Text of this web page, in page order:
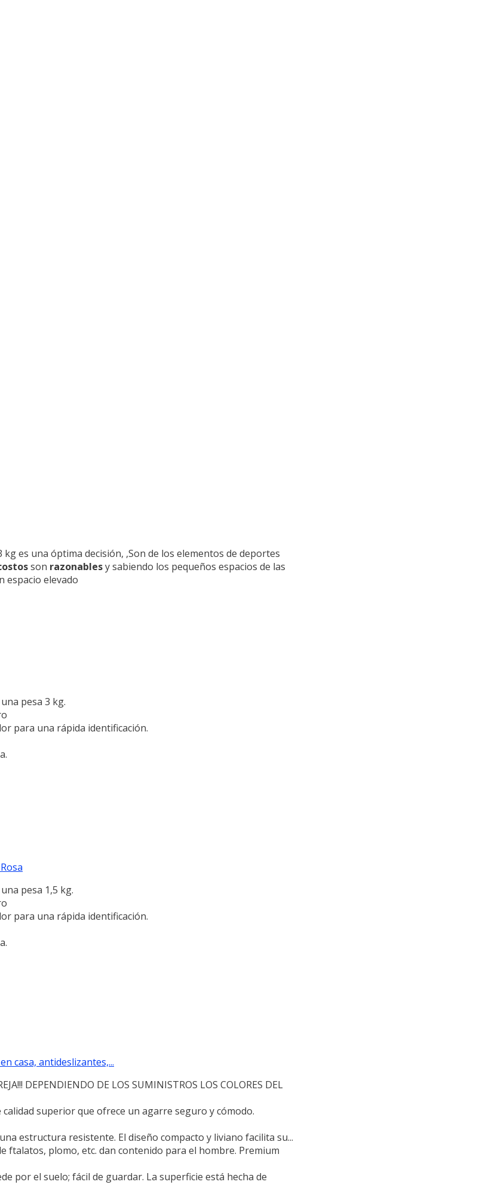
es una óptima decisión, ,Son de los elementos de deportes
son razonablesy sabiendo los pequeños espacios de las
espacio elevado
pesa 3 kg.
para una rápida identificación.
pesa 1,5 kg.
para una rápida identificación.
casa, antideslizantes,...
DEPENDIENDO DE LOS SUMINISTROS LOS COLORES DEL
superior que ofrece un agarre seguro y cómodo.
estructura resistente. El diseño compacto y liviano facilita su...
ftalatos, plomo, etc. dan contenido para el hombre. Premium
por el suelo; fácil de guardar. La superficie está hecha de